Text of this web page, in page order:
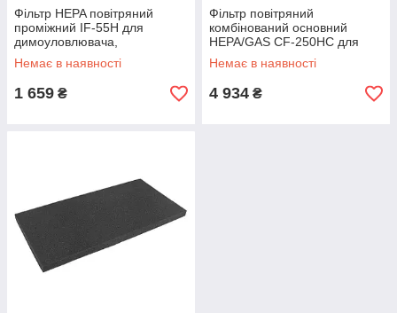
Фільтр HEPA повітряний
проміжний IF-55H для
димоуловлювача,
промисловий фільтр
очищення повітря для
Немає в наявності
1 659 ₴
Фільтр повітряний
комбінований основний
HEPA/GAS CF-250HC для
димовловлювача, вугільний
фільтр очищення повітря
Немає в наявності
4 934 ₴